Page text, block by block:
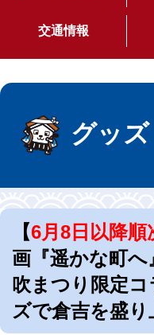
交通情報
グッズ
【6月8日以降順
画『遥かな町へ
吹まつり限定コ
ズで倉吉を盛り